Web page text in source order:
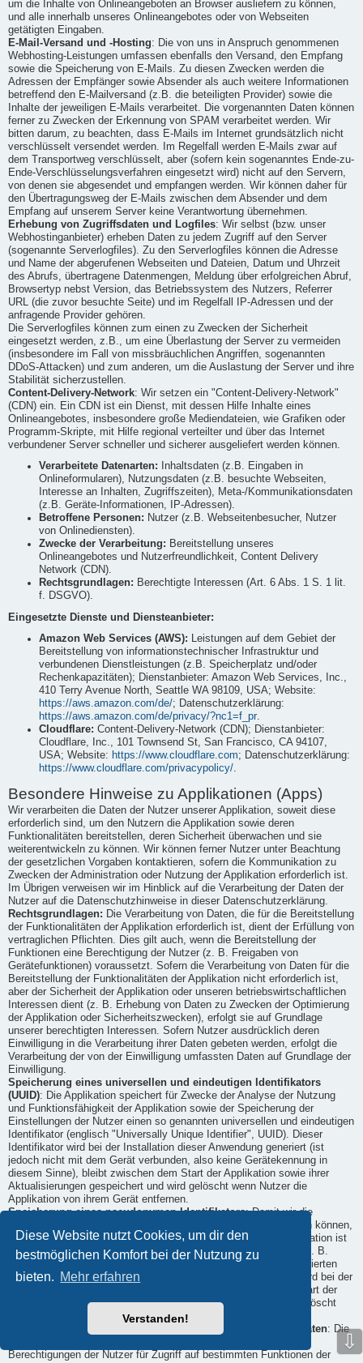
Diese Website nutzt Cookies, um dir den
bestmöglichen Komfort bei der Nutzung zu
bieten. Mehr erfahren
Verstanden!
um die Inhalte von Onlineangeboten an Browser ausliefern zu können,
und alle innerhalb unseres Onlineangebotes oder von Webseiten
getätigten Eingaben.
E-Mail-Versand und -Hosting: Die von uns in Anspruch genommenen
Webhosting-Leistungen umfassen ebenfalls den Versand, den Empfang
sowie die Speicherung von E-Mails. Zu diesen Zwecken werden die
Adressen der Empfänger sowie Absender als auch weitere Informationen
betreffend den E-Mailversand (z.B. die beteiligten Provider) sowie die
Inhalte der jeweiligen E-Mails verarbeitet. Die vorgenannten Daten können
ferner zu Zwecken der Erkennung von SPAM verarbeitet werden. Wir
bitten darum, zu beachten, dass E-Mails im Internet grundsätzlich nicht
verschlüsselt versendet werden. Im Regelfall werden E-Mails zwar auf
dem Transportweg verschlüsselt, aber (sofern kein sogenanntes Ende-zu-
Ende-Verschlüsselungsverfahren eingesetzt wird) nicht auf den Servern,
von denen sie abgesendet und empfangen werden. Wir können daher für
den Übertragungsweg der E-Mails zwischen dem Absender und dem
Empfang auf unserem Server keine Verantwortung übernehmen.
Erhebung von Zugriffsdaten und Logfiles: Wir selbst (bzw. unser
Webhostinganbieter) erheben Daten zu jedem Zugriff auf den Server
(sogenannte Serverlogfiles). Zu den Serverlogfiles können die Adresse
und Name der abgerufenen Webseiten und Dateien, Datum und Uhrzeit
des Abrufs, übertragene Datenmengen, Meldung über erfolgreichen Abruf,
Browsertyp nebst Version, das Betriebssystem des Nutzers, Referrer
URL (die zuvor besuchte Seite) und im Regelfall IP-Adressen und der
anfragende Provider gehören.
Die Serverlogfiles können zum einen zu Zwecken der Sicherheit
eingesetzt werden, z.B., um eine Überlastung der Server zu vermeiden
(insbesondere im Fall von missbräuchlichen Angriffen, sogenannten
DDoS-Attacken) und zum anderen, um die Auslastung der Server und ihre
Stabilität sicherzustellen.
Content-Delivery-Network: Wir setzen ein "Content-Delivery-Network"
(CDN) ein. Ein CDN ist ein Dienst, mit dessen Hilfe Inhalte eines
Onlineangebotes, insbesondere große Mediendateien, wie Grafiken oder
Programm-Skripte, mit Hilfe regional verteilter und über das Internet
verbundener Server schneller und sicherer ausgeliefert werden können.
Verarbeitete Datenarten: Inhaltsdaten (z.B. Eingaben in
Onlineformularen), Nutzungsdaten (z.B. besuchte Webseiten,
Interesse an Inhalten, Zugriffszeiten), Meta-/Kommunikationsdaten
(z.B. Geräte-Informationen, IP-Adressen).
Betroffene Personen: Nutzer (z.B. Webseitenbesucher, Nutzer
von Onlinediensten).
Zwecke der Verarbeitung: Bereitstellung unseres
Onlineangebotes und Nutzerfreundlichkeit, Content Delivery
Network (CDN).
Rechtsgrundlagen: Berechtigte Interessen (Art. 6 Abs. 1 S. 1 lit.
f. DSGVO).
Eingesetzte Dienste und Diensteanbieter:
Amazon Web Services (AWS): Leistungen auf dem Gebiet der
Bereitstellung von informationstechnischer Infrastruktur und
verbundenen Dienstleistungen (z.B. Speicherplatz und/oder
Rechenkapazitäten); Dienstanbieter: Amazon Web Services, Inc.,
410 Terry Avenue North, Seattle WA 98109, USA; Website:
https://aws.amazon.com/de/; Datenschutzerklärung:
https://aws.amazon.com/de/privacy/?nc1=f_pr.
Cloudflare: Content-Delivery-Network (CDN); Dienstanbieter:
Cloudflare, Inc., 101 Townsend St, San Francisco, CA 94107,
USA; Website: https://www.cloudflare.com; Datenschutzerklärung:
https://www.cloudflare.com/privacypolicy/.
Besondere Hinweise zu Applikationen (Apps)
Wir verarbeiten die Daten der Nutzer unserer Applikation, soweit diese
erforderlich sind, um den Nutzern die Applikation sowie deren
Funktionalitäten bereitstellen, deren Sicherheit überwachen und sie
weiterentwickeln zu können. Wir können ferner Nutzer unter Beachtung
der gesetzlichen Vorgaben kontaktieren, sofern die Kommunikation zu
Zwecken der Administration oder Nutzung der Applikation erforderlich ist.
Im Übrigen verweisen wir im Hinblick auf die Verarbeitung der Daten der
Nutzer auf die Datenschutzhinweise in dieser Datenschutzerklärung.
Rechtsgrundlagen: Die Verarbeitung von Daten, die für die Bereitstellung
der Funktionalitäten der Applikation erforderlich ist, dient der Erfüllung von
vertraglichen Pflichten. Dies gilt auch, wenn die Bereitstellung der
Funktionen eine Berechtigung der Nutzer (z. B. Freigaben von
Gerätefunktionen) voraussetzt. Sofern die Verarbeitung von Daten für die
Bereitstellung der Funktionalitäten der Applikation nicht erforderlich ist,
aber der Sicherheit der Applikation oder unseren betriebswirtschaftlichen
Interessen dient (z. B. Erhebung von Daten zu Zwecken der Optimierung
der Applikation oder Sicherheitszwecken), erfolgt sie auf Grundlage
unserer berechtigten Interessen. Sofern Nutzer ausdrücklich deren
Einwilligung in die Verarbeitung ihrer Daten gebeten werden, erfolgt die
Verarbeitung der von der Einwilligung umfassten Daten auf Grundlage der
Einwilligung.
Speicherung eines universellen und eindeutigen Identifikators
(UUID): Die Applikation speichert für Zwecke der Analyse der Nutzung
und Funktionsfähigkeit der Applikation sowie der Speicherung der
Einstellungen der Nutzer einen so genannten universellen und eindeutigen
Identifikator (englisch "Universally Unique Identifier", UUID). Dieser
Identifikator wird bei der Installation dieser Anwendung generiert (ist
jedoch nicht mit dem Gerät verbunden, also keine Gerätekennung in
diesem Sinne), bleibt zwischen dem Start der Applikation sowie ihrer
Aktualisierungen gespeichert und wird gelöscht wenn Nutzer die
Applikation von ihrem Gerät entfernen.
Speicherung eines pseudonymen Identifikators: Damit wir die
Applikation bereitstellen und ihre Funktionsfähigkeit sicherstellen können,
verwenden wir einen pseudonymen Identifikator. Der die Identifikation ist
ein mathematischer Wert (d. h. es werden keine Klardaten, wie z. B.
Namen verwendet), der einem Gerät und/ oder der auf ihm installierten
Installation der Applikation zugeordnet ist. Dieser Identifikator wird bei der
Installation dieser Anwendung generiert, bleibt zwischen dem Start der
Applikation sowie ihrer Aktualisierungen gespeichert und wird gelöscht
wenn Nutzer die Applikation von dem Gerät entfernen.
Geräteberechtigungen für den Zugriff auf Funktionen und Daten: Die
Berechtigungen der Nutzer für Zugriff auf bestimmten Funktionen der
⇩